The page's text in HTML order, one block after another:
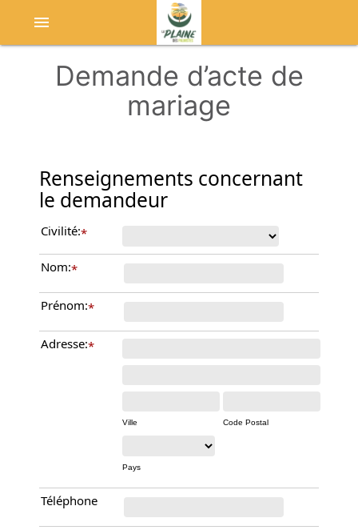
menu
Demande d’acte de
mariage
Renseignements concernant
le demandeur
Civilité:*
Nom:*
Prénom:*
Adresse:*
Ville Code Postal
Pays
Téléphone